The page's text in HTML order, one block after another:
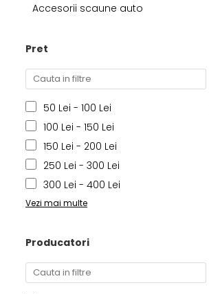
Jucarii de Sortare
Jucarii din plus
Jucarii pentru baie
Jucarii Senzoriale
PAPUSI
Accesorii scaune auto
Pret
50 Lei - 100 Lei
100 Lei - 150 Lei
150 Lei - 200 Lei
250 Lei - 300 Lei
300 Lei - 400 Lei
Vezi mai multe
Producatori